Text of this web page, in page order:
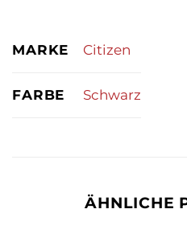
MARKE Citizen
FARBE Schwarz
ÄHNLICHE